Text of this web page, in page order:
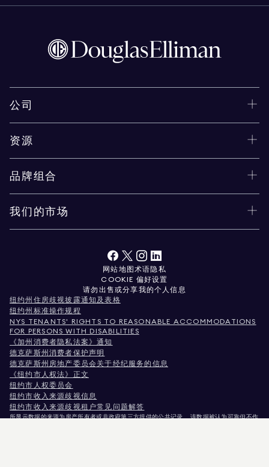
公司
资源
品牌组合
我们的市场
网站地图 术语隐私
COOKIE 偏好设置
请勿出售或分享我的个人信息
纽约州住房歧视披露通知及表格
纽约州标准操作规程
NYS TENANTS' RIGHTS TO REASONABLE ACCOMMODATIONS
FOR PERSONS WITH DISABILITIES
《加州消费者隐私法案》通知
德克萨斯州消费者保护声明
德克萨斯州房地产委员会关于经纪服务的信息
《纽约市人权法》正文
纽约市人权委员会
纽约市收入来源歧视信息
纽约市收入来源歧视租户常见问题解答
所显示数据的来源为房产所有者或非政府第三方提供的公共记录。 该数据被认为可靠但不作